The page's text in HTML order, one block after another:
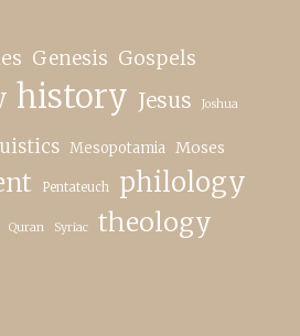
Genesis Gospels
history Jesus Joshua
Mesopotamia Moses
Pentateuch philology
Quran Syriac theology